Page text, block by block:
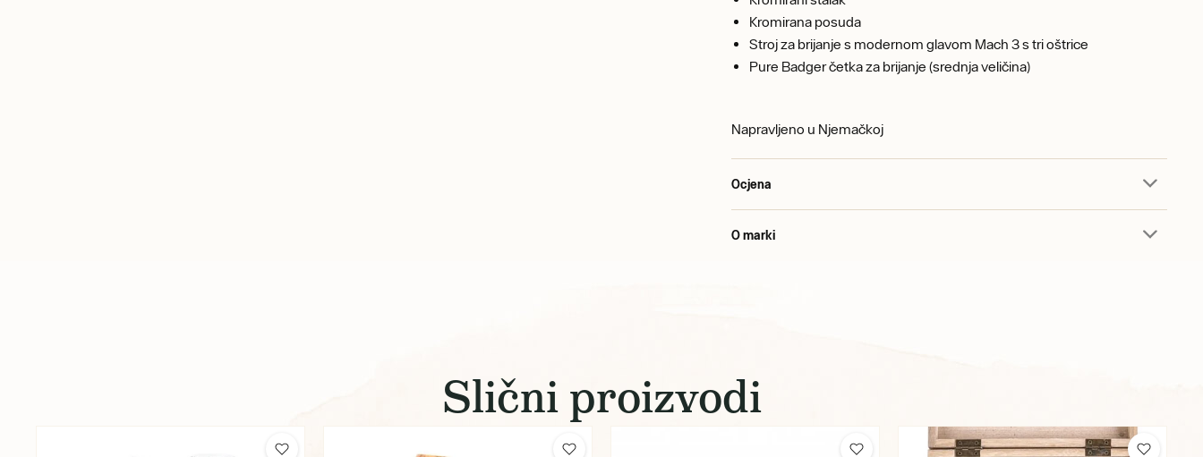
Kromirana posuda
Stroj za brijanje s modernom glavom Mach 3 s tri oštrice
Pure Badger četka za brijanje (srednja veličina)
Napravljeno u Njemačkoj
Ocjena
O marki
Slični proizvodi